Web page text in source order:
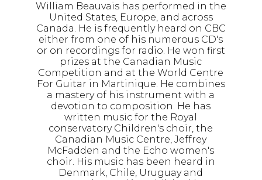
William Beauvais has performed in the
United States, Europe, and across
Canada. He is frequently heard on CBC
either from one of his numerous CD's
or on recordings for radio. He won first
prizes at the Canadian Music
Competition and at the World Centre
For Guitar in Martinique. He combines
a mastery of his instrument with a
devotion to composition. He has
written music for the Royal
conservatory Children's choir, the
Canadian Music Centre, Jeffrey
McFadden and the Echo women's
choir. His music has been heard in
Denmark, Chile, Uruguay and